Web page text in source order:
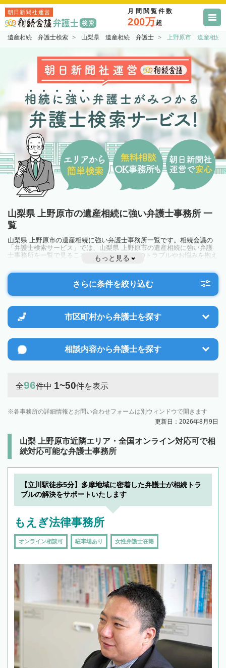
朝日新聞社運営 月間閲覧件数
200万超
遺産相続 弁護士検索 山梨県 遺産相続 弁護士 上野原市 遺産相続
山梨県 上野原市の遺産相続に強い弁護士事務所 一
覧
山梨県 上野原市の遺産相続に強い弁護士事務所一覧です。相続会議の
「弁護士検索サービス」では、山梨県 上野原市の遺産相続に強い弁護
士事務所を一覧で見ることが出来ます。相続のトラブルやお悩みを抱え
ている方は一度近隣の弁護士に相談してみましょう。
もっと見る
さらに条件を絞り込む
市区町村から弁護士を探す
相談内容から弁護士を探す
全96件中 1~50件を表示
各事務所の詳細情報とお問い合わせフォームは別ウィンドウで開きます
更新日：2026年8月9日
山梨 上野原市近隣エリア・全国オンライン対応可で相
続対応可能な弁護士事務所
【立川駅徒歩5分】多摩地域に密着した弁護士が相続トラ
ブルの解決をサポートいたします
もえぎ法律事務所
オンライン相談可 駐車場あり 女性弁護士在籍